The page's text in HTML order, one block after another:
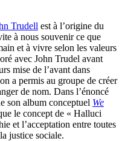
Trudell est à l’origine du
à nous souvenir ce que
et à vivre selon les valeurs
avec John Trudel avant
mise de l’avant dans
a permis au groupe de créer
de nom. Dans l’énoncé
son album conceptuel We
le concept de « Halluci
et l’acceptation entre toutes
justice sociale.